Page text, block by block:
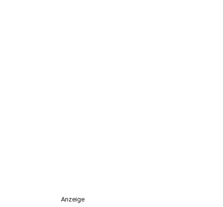
Anzeige